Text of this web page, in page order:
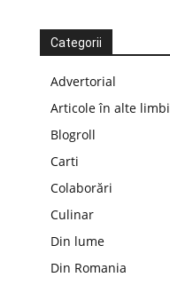
Categorii
Advertorial
Articole în alte limbi
Blogroll
Carti
Colaborări
Culinar
Din lume
Din Romania